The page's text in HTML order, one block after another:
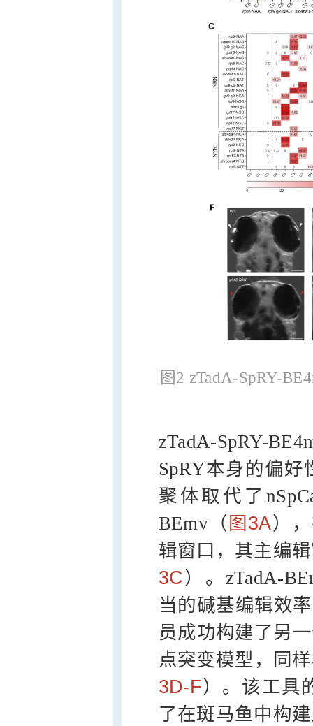
图2 zTadA-SpRY-
zTadA-SpRY-
SpRY本身的偏
聚体取代了
BEmv（ 图3A）
辑窗口，其主编
3C）。zTadA-
当的碱基编辑效
员成功构建了另
点突变模型，同
3D-F）。该工具
了在斑马鱼中构